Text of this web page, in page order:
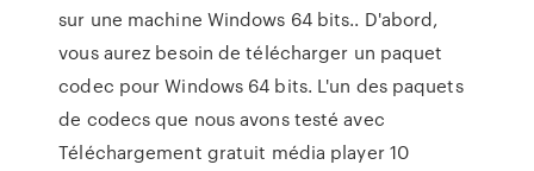
sur une machine Windows 64 bits.. D'abord,
vous aurez besoin de télécharger un paquet
codec pour Windows 64 bits. L'un des paquets
de codecs que nous avons testé avec
Téléchargement gratuit média player 10